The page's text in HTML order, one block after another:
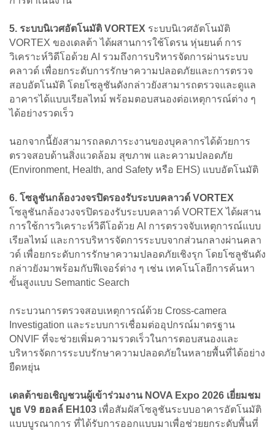
5. ระบบนิเวศอัตโนมัติ VORTEX ระบบนิเวศอัตโนมัติ
VORTEX ของเดลต้า ได้ผสานการใช้โดรน หุ่นยนต์ การ
วิเคราะห์วิดีโอด้วย AI รวมถึงการบริหารจัดการผ่านระบบ
คลาวด์ เพื่อยกระดับการรักษาความปลอดภัยและการตรวจ
สอบอัตโนมัติ โดยโซลูชันดังกล่าวยังสามารถตรวจและดูแล
อาคารได้แบบเรียลไทม์ พร้อมตอบสนองต่อเหตุการณ์ต่าง ๆ
ได้อย่างรวดเร็ว
นอกจากนี้ยังสามารถลดภาระงานของบุคลากรได้ด้วยการ
ตรวจสอบด้านสิ่งแวดล้อม สุขภาพ และความปลอดภัย
(Environment, Health, and Safety หรือ EHS) แบบอัตโนมัติ
6. โซลูชันกล้องวงจรปิดรองรับระบบคลาวด์ VORTEX
โซลูชันกล้องวงจรปิดรองรับระบบคลาวด์ VORTEX ได้ผสาน
การใช้การวิเคราะห์วิดีโอด้วย AI การตรวจจับเหตุการณ์แบบ
เรียลไทม์ และการบริหารจัดการระบบจากส่วนกลางผ่านคลา
วด์ เพื่อยกระดับการรักษาความปลอดภัยเชิงรุก โดยโซลูชันดัง
กล่าวยังมาพร้อมกับฟีเจอร์ต่าง ๆ เช่น เทคโนโลยีการค้นหา
ขั้นสูงแบบ Semantic Search
กระบวนการตรวจสอบเหตุการณ์ด้วย Cross-camera
Investigation และระบบการเชื่อมต่ออุปกรณ์มาตรฐาน
ONVIF ที่จะช่วยเพิ่มความรวดเร็วในการตอบสนองและ
บริหารจัดการระบบรักษาความปลอดภัยในหลายพื้นที่ได้อย่าง
ยืดหยุ่น
เดลต้าขอเชิญชวนผู้เข้าร่วมงาน NOVA Expo 2026 เยี่ยมชม
บูธ V9 ฮอลล์ EH103 เพื่อสัมผัสโซลูชันระบบอาคารอัตโนมัติ
แบบบูรณาการ ที่ได้รับการออกแบบมาเพื่อช่วยยกระดับพื้นที่